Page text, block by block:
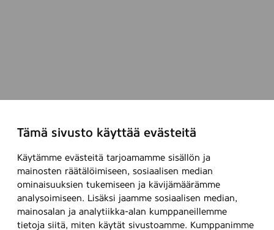
Tämä sivusto käyttää evästeitä
Käytämme evästeitä tarjoamamme sisällön ja
mainosten räätälöimiseen, sosiaalisen median
ominaisuuksien tukemiseen ja kävijämäärämme
analysoimiseen. Lisäksi jaamme sosiaalisen median,
mainosalan ja analytiikka-alan kumppaneillemme
tietoja siitä, miten käytät sivustoamme. Kumppanimme